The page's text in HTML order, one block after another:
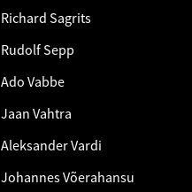
Richard Sagrits
Rudolf Sepp
Ado Vabbe
Jaan Vahtra
Aleksander Vardi
Johannes Võerahansu